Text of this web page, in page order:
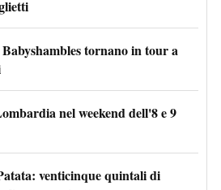
tornano in tour a
nel weekend dell'8 e 9
venticinque quintali di